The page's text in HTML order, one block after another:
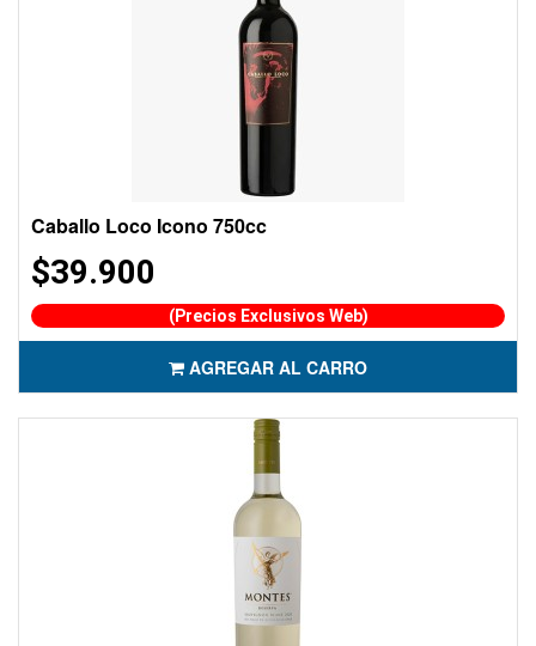
Caballo Loco Icono 750cc
$39.900
(Precios Exclusivos Web)
AGREGAR AL CARRO